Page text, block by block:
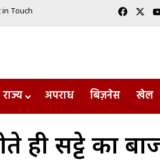
in Touch
राज्य अपराध बिज़नेस खेल
सट्टे का